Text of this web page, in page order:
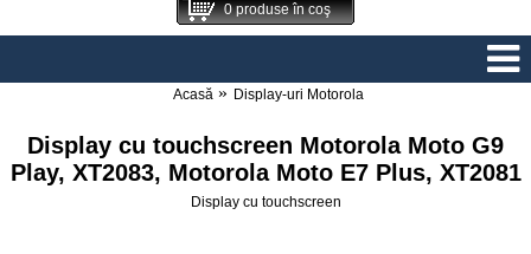
0produse în coş
Acasă Display-uri Motorola
Display cu touchscreen Motorola Moto G9
Play, XT2083, Motorola Moto E7 Plus, XT2081
Display cu touchscreen